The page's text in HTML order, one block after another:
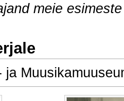
meie
ja